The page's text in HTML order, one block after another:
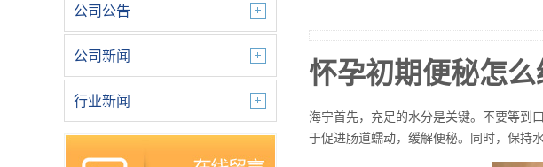
公司公告
公司新闻
行业新闻
怀孕初期便秘怎么
海宁首先，充足的水分是关键。不要等到
于促进肠道蠕动，缓解便秘。同时，保持